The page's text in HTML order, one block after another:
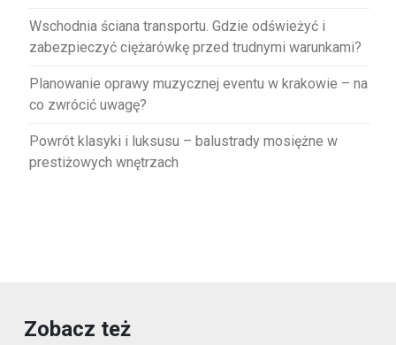
Wschodnia ściana transportu. Gdzie odświeżyć i
zabezpieczyć ciężarówkę przed trudnymi warunkami?
Planowanie oprawy muzycznej eventu w krakowie – na
co zwrócić uwagę?
Powrót klasyki i luksusu – balustrady mosiężne w
prestiżowych wnętrzach
Zobacz też